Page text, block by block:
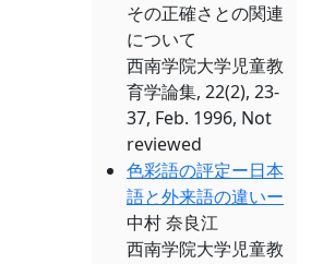
その正確さとの関連
について
西南学院大学児童教
育学論集, 22(2), 23-
37, Feb. 1996, Not
reviewed
色彩語の評定ー日本
語と外来語の違いー
中村 奈良江
西南学院大学児童教